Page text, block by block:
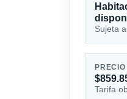
Sujeta
Tarifa